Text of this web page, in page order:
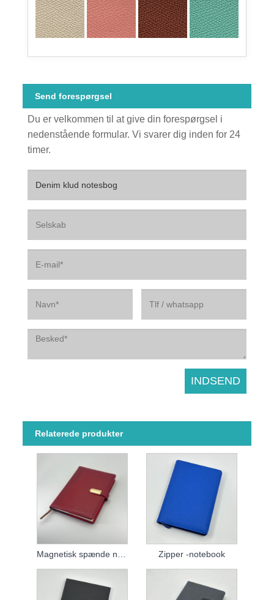
Send forespørgsel
Du er velkommen til at give din forespørgsel i
nedenstående formular. Vi svarer dig inden for 24
timer.
Relaterede produkter
Zipper -notebook